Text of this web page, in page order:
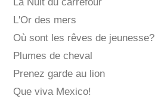
L'Or des mers
Où sont les rêves de jeunesse?
Plumes de cheval
Prenez garde au lion
Que viva Mexico!